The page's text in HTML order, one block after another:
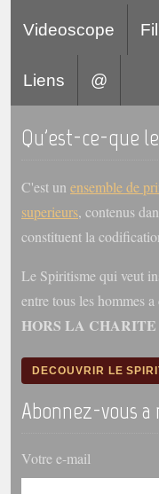
Posez-nous des questions
Galerie
Photos et vidéoscope
Galerie photos
Les Illustrés
Liens spirites
France
Videoscope
Liens @
Qu'est-ce-que
C'est un ensemble de
superieurs, contenus
constituent la
Le Spiritisme qui veut
entre tous les hommes
HORS LA
DECOUVRIR LE
Abonnez-vous
Votre e-mail